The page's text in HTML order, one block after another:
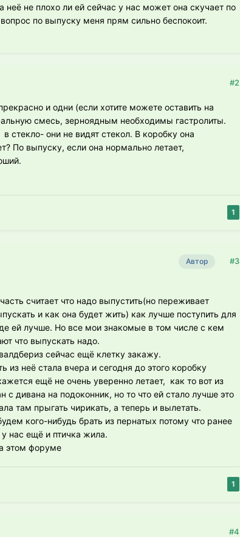
не плохо ли ей сейчас у нас может она скучает по
по выпуску меня прям сильно беспокоит.
#2
и одни (если хотите можете оставить на
смесь, зерноядным необходимы гастролиты.
стекло- они не видят стекол. В коробку она
По выпуску, если она нормально летает,
1
Автор #3
считает что надо выпустить(но переживает
и как она будет жить) как лучше поступить для
ей лучше. Но все мои знакомые в том числе с кем
что выпускать надо.
сейчас ещё клетку закажу.
из неё стала вчера и сегодня до этого коробку
ещё не очень уверенно летает, как то вот из
с дивана на подоконник, но то что ей стало лучше это
там прыгать чирикать, а теперь и вылетать.
кого-нибудь брать из пернатых потому что ранее
нас ещё и птичка жила.
этом форуме
1
#4